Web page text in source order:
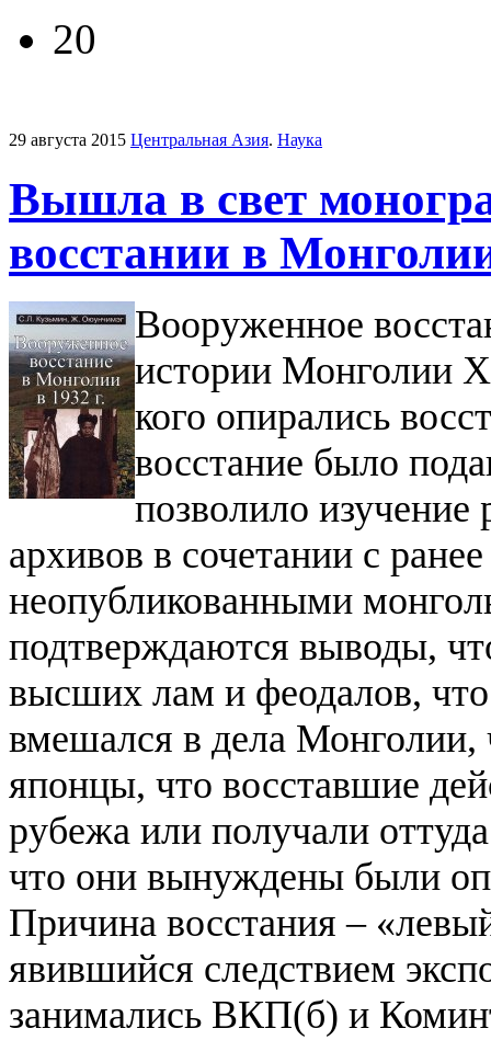
20
29 августа 2015 Центральная Азия. Наука
Вышла в свет
восстании в
Вооруженное
истории Монголии
кого опирались
восстание было
позволило изучение
архивов в сочетании с
неопубликованными
подтверждаются выводы,
высших лам и феодалов,
вмешался в дела Монголии,
японцы, что восставшие
рубежа или получали
что они вынуждены были
Причина восстания –
явившийся следствием
занимались ВКП(б) и